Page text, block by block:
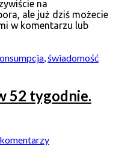
na
ale już dziś możecie
w komentarzu lub
świadomość
52 tygodnie.